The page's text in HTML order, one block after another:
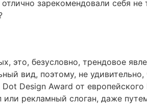
зарекомендовали себя не
безусловно, трендовое
вид, поэтому, не удивительно,
Design Award от европейского
рекламный слоган, даже